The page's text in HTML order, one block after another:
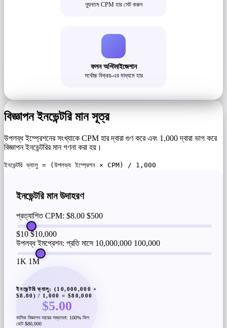
ন্যূনতম CPM হার সেট করুন
ফলন অপ্টিমাইজেশান
সর্বোচ্চ বিক্রয়-এর মাধ্যমে হার
বিজ্ঞাপন ইনভেন্টরি মান সূত্র
উপলব্ধ ইম্প্রেশনের সংখ্যাকে CPM হার দ্বারা গুণ করে এবং 1,000 দ্বারা ভাগ করে
বিজ্ঞাপন ইনভেন্টরির মান গণনা করা হয়।
ইনভেন্টরি ভ্যালু = (উপলভ্য ইম্প্রেশন × CPM) / 1,000
ইনভেন্টরি মান উদাহরণ
প্রত্যাশিত CPM: $8.00 $500
$10 $10,000
উপলব্ধ ইমপ্রেশন: প্রতি মাসে 10,000,000 100,000
1K 1M
ইনভেন্টরি ভ্যালু: (10,000,000 ×
$8.00) / 1,000 = $80,000
$5.00
মাসিক বিজ্ঞাপন আয়ের সম্ভাবনা: 100% ফিল
রেটে $80,000